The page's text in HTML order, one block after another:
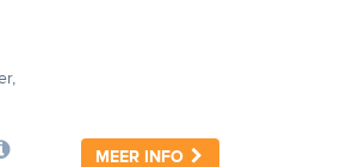
MEER INFO